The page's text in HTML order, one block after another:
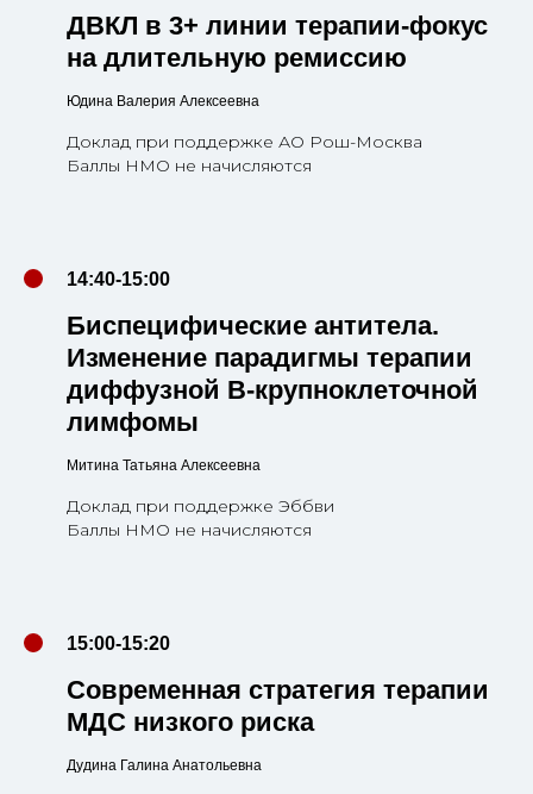
ДВКЛ в 3+ линии терапии-фокус
на длительную ремиссию
Юдина Валерия Алексеевна
Доклад при поддержке АО Рош-Москва
Баллы НМО не начисляются
14:40-15:00
Биспецифические антитела.
Изменение парадигмы терапии
диффузной В-крупноклеточной
лимфомы
Митина Татьяна Алексеевна
Доклад при поддержке Эббви
Баллы НМО не начисляются
15:00-15:20
Современная стратегия терапии
МДС низкого риска
Дудина Галина Анатольевна